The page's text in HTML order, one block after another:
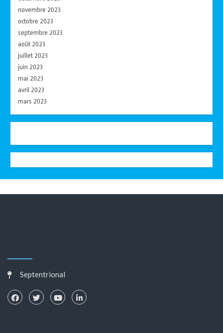
novembre 2023
octobre 2023
septembre 2023
août 2023
juillet 2023
juin 2023
mai 2023
avril 2023
mars 2023
Septentrional